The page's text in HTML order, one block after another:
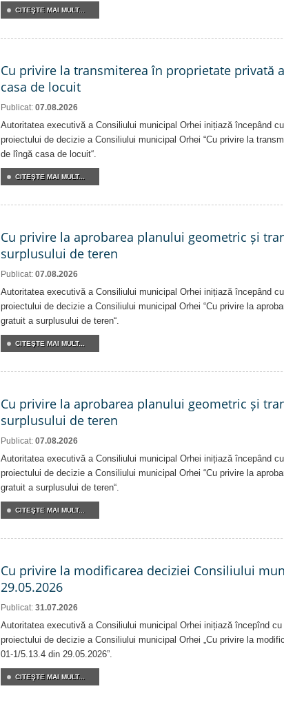
CITEŞTE MAI MULT...
Cu privire la transmiterea în proprietate privată
casa de locuit
Publicat: 07.08.2026
Autoritatea executivă a Consiliului municipal Orhei inițiază începând
proiectului de decizie a Consiliului municipal Orhei “Cu privire la
de lîngă casa de locuit“.
CITEŞTE MAI MULT...
Cu privire la aprobarea planului geometric și
surplusului de teren
Publicat: 07.08.2026
Autoritatea executivă a Consiliului municipal Orhei inițiază începând
proiectului de decizie a Consiliului municipal Orhei “Cu privire la
gratuit a surplusului de teren“.
CITEŞTE MAI MULT...
Cu privire la aprobarea planului geometric și
surplusului de teren
Publicat: 07.08.2026
Autoritatea executivă a Consiliului municipal Orhei inițiază începând
proiectului de decizie a Consiliului municipal Orhei “Cu privire la
gratuit a surplusului de teren“.
CITEŞTE MAI MULT...
Cu privire la modificarea deciziei Consiliului
29.05.2026
Publicat: 31.07.2026
Autoritatea executivă a Consiliului municipal Orhei inițiază începînd
proiectului de decizie a Consiliului municipal Orhei „Cu privire la
01-1/5.13.4 din 29.05.2026”.
CITEŞTE MAI MULT...